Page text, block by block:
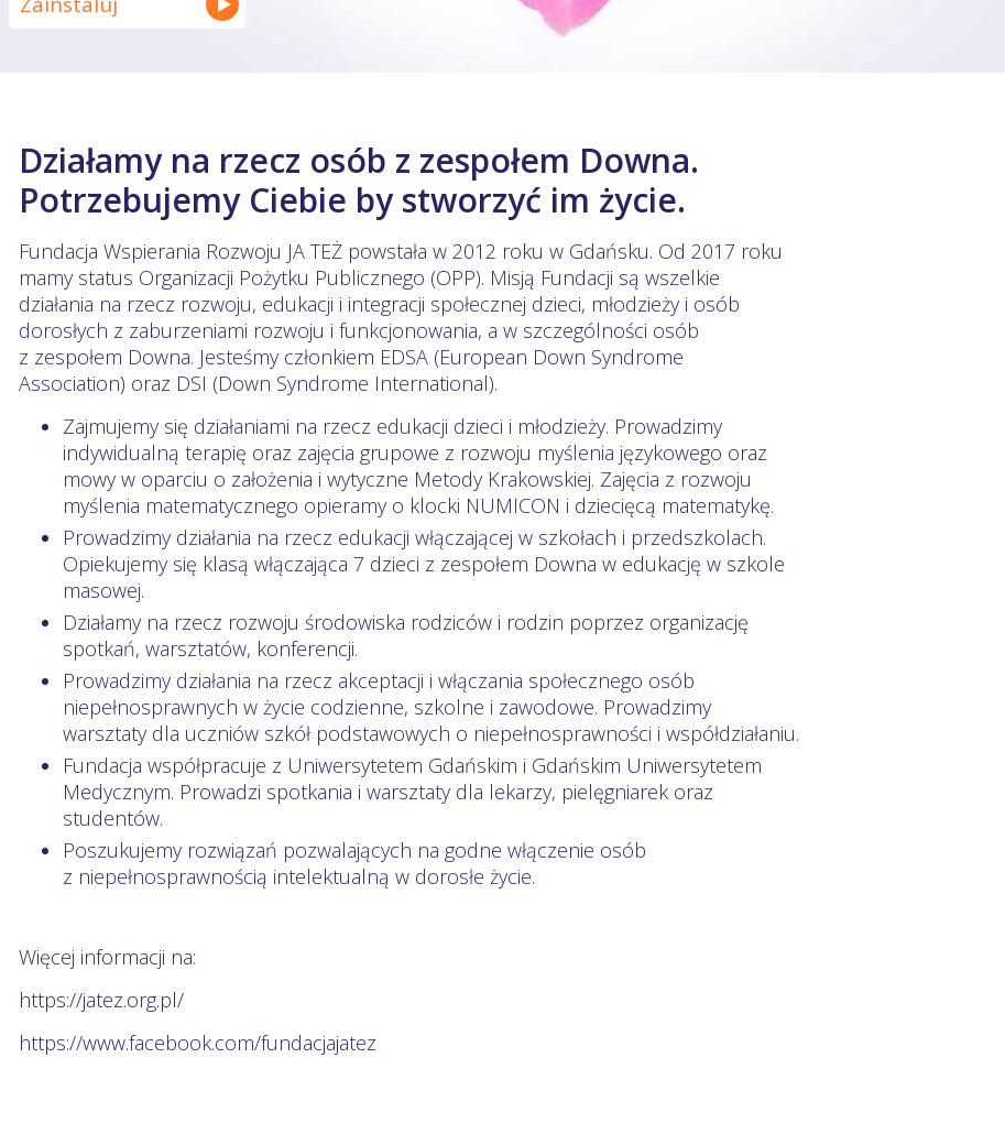
Działamy na rzecz osób z zespołem Downa.
Potrzebujemy Ciebie by stworzyć im życie.
Fundacja Wspierania Rozwoju JA TEŻ powstała w 2012 roku w Gdańsku. Od 2017 roku
mamy status Organizacji Pożytku Publicznego (OPP). Misją Fundacji są wszelkie
działania na rzecz rozwoju, edukacji i integracji społecznej dzieci, młodzieży i osób
dorosłych z zaburzeniami rozwoju i funkcjonowania, a w szczególności osób
z zespołem Downa. Jesteśmy członkiem EDSA (European Down Syndrome
Association) oraz DSI (Down Syndrome International).
Zajmujemy się działaniami na rzecz edukacji dzieci i młodzieży. Prowadzimy
indywidualną terapię oraz zajęcia grupowe z rozwoju myślenia językowego oraz
mowy w oparciu o założenia i wytyczne Metody Krakowskiej. Zajęcia z rozwoju
myślenia matematycznego opieramy o klocki NUMICON i dziecięcą matematykę.
Prowadzimy działania na rzecz edukacji włączającej w szkołach i przedszkolach.
Opiekujemy się klasą włączająca 7 dzieci z zespołem Downa w edukację w szkole
masowej.
Działamy na rzecz rozwoju środowiska rodziców i rodzin poprzez organizację
spotkań, warsztatów, konferencji.
Prowadzimy działania na rzecz akceptacji i włączania społecznego osób
niepełnosprawnych w życie codzienne, szkolne i zawodowe. Prowadzimy
warsztaty dla uczniów szkół podstawowych o niepełnosprawności i współdziałaniu.
Fundacja współpracuje z Uniwersytetem Gdańskim i Gdańskim Uniwersytetem
Medycznym. Prowadzi spotkania i warsztaty dla lekarzy, pielęgniarek oraz
studentów.
Poszukujemy rozwiązań pozwalających na godne włączenie osób
z niepełnosprawnością intelektualną w dorosłe życie.
Więcej informacji na:
https://jatez.org.pl/
https://www.facebook.com/fundacjajatez